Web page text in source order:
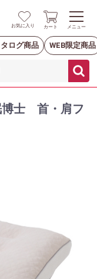
お気に入り カート メニュー
ログ商品 WEB限定商品
博士 首・肩フ